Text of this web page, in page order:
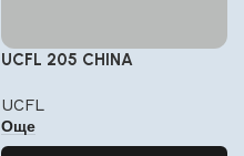
UCFL 205 CHINA
UCFL
Още